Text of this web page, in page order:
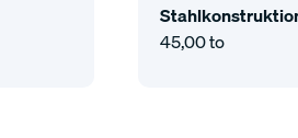
45,00 to